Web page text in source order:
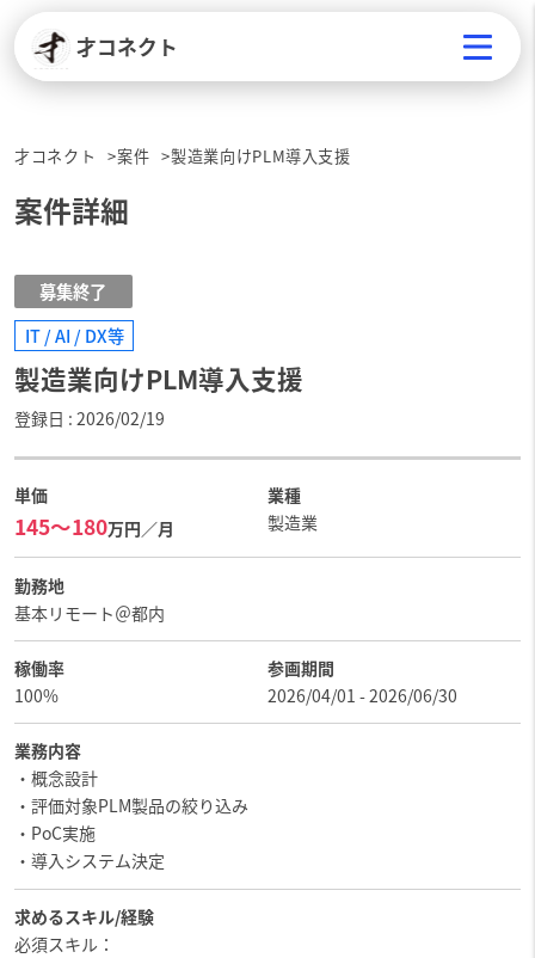
才コネクト
才コネクト 案件 製造業向けPLM導入支援
案件詳細
募集終了
IT / AI / DX等
製造業向けPLM導入支援
登録日 2026/02/19
単価
145〜180万円／月
業種
製造業
勤務地
基本リモート＠都内
稼働率
100%
参画期間
2026/04/01 - 2026/06/30
業務内容
・概念設計
・評価対象PLM製品の絞り込み
・PoC実施
・導入システム決定
求めるスキル/経験
必須スキル：